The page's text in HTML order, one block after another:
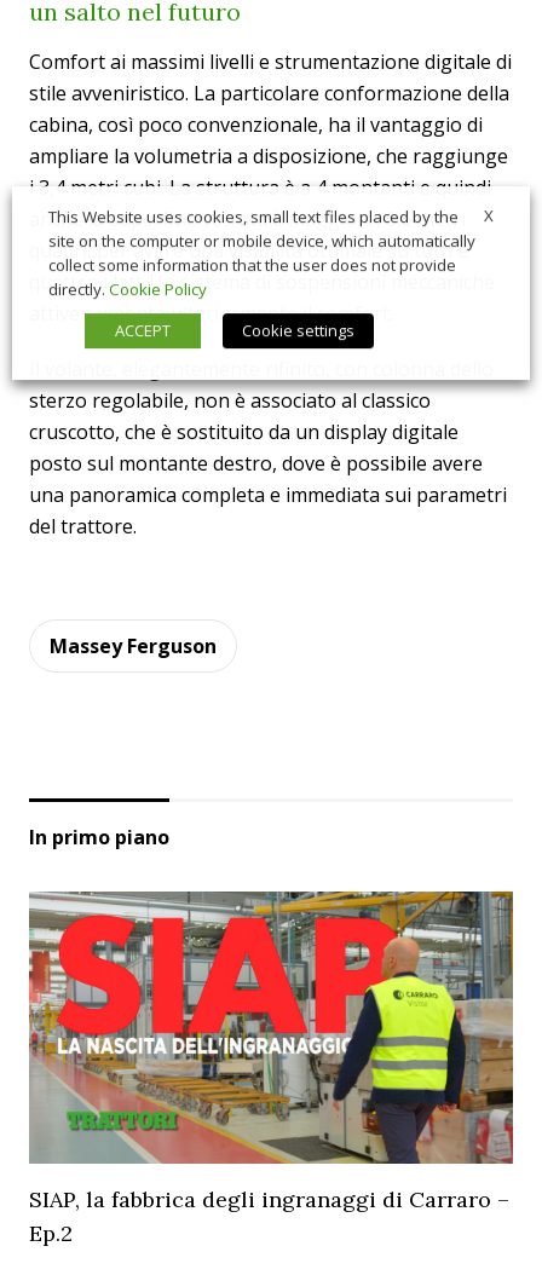
un salto nel futuro
Comfort ai massimi livelli e strumentazione digitale di
stile avveniristico. La particolare conformazione della
cabina, così poco convenzionale, ha il vantaggio di
ampliare la volumetria a disposizione, che raggiunge
i 3,4 metri cubi. La struttura è a 4 montanti e quindi
anche la superficie vetrata è maggiore, 6,6 metri
quadri, per avere una visibilità ottimale su tutti e
quattro i lati. Un sistema di sospensioni meccaniche
attive aumenta ulteriormente il comfort.
sterzo regolabile, non è associato al classico
cruscotto, che è sostituito da un display digitale
posto sul montante destro, dove è possibile avere
una panoramica completa e immediata sui parametri
del trattore.
Massey Ferguson
In primo piano
SIAP, la fabbrica degli ingranaggi di Carraro –
Ep.2
X
This Website uses cookies, small text files placed by the
site on the computer or mobile device, which automatically
collect some information that the user does not provide
directly. Cookie Policy
ACCEPT
Cookie settings